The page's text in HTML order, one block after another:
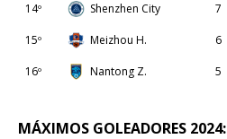
14º Shenzhen City 7
15º Meizhou H. 6
16º Nantong Z. 5
MÁXIMOS GOLEADORES 2024: